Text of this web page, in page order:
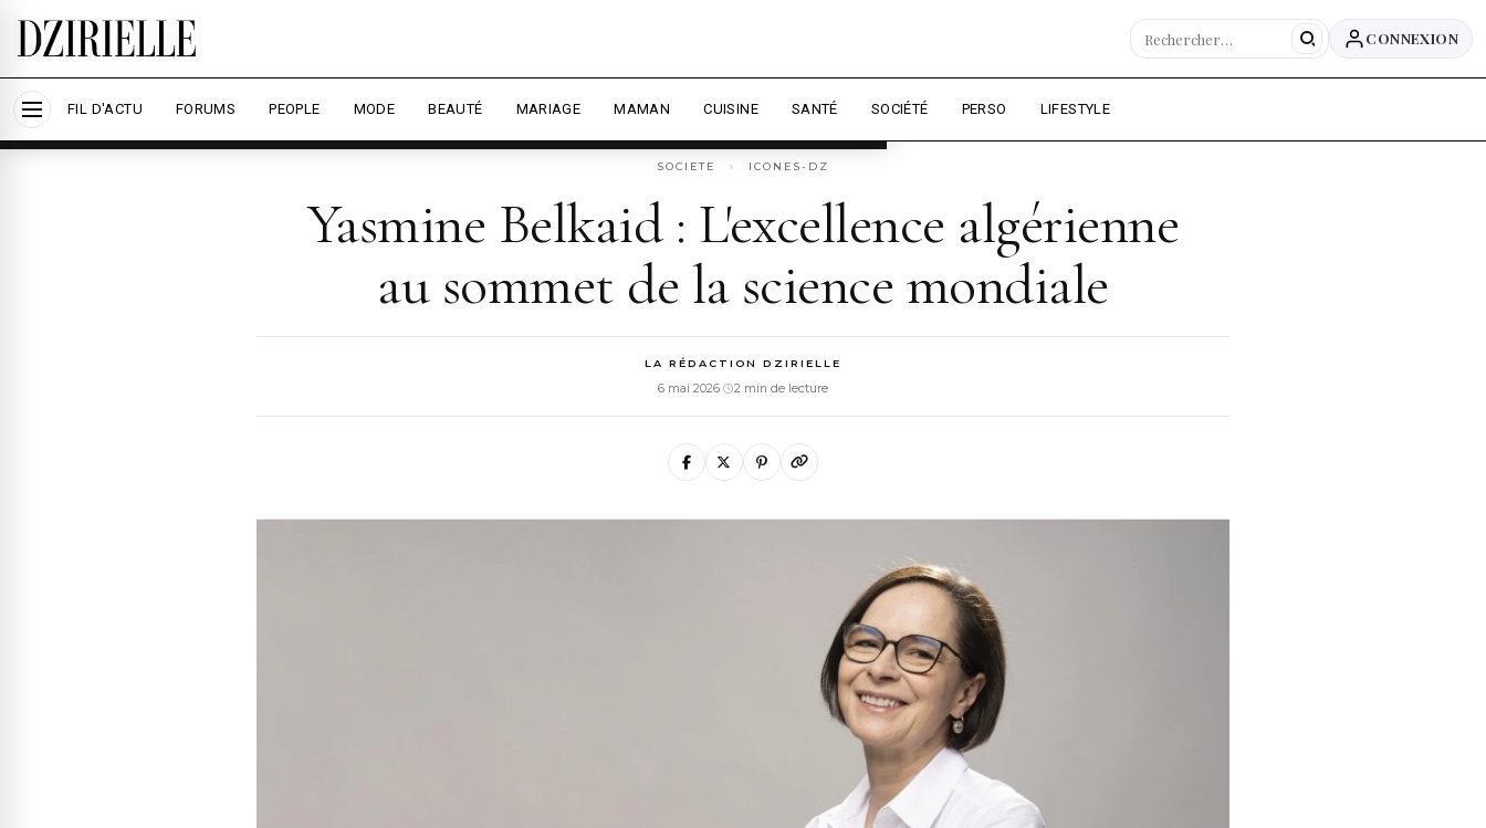
Nous utilisons des cookies pour améliorer votre expérience et mesurer l'audience.
Accepter tout Personnaliser
CONNEXION
FIL D'ACTU FORUMS PEOPLE MODE BEAUTÉ MARIAGE MAMAN CUISINE SANTÉ SOCIÉTÉ PERSO LIFESTYLE
SOCIETE › ICONES-DZ
Yasmine Belkaid : L'excellence algérienne
au sommet de la science mondiale
LA RÉDACTION DZIRIELLE
6 mai 2026· 2 min de lecture